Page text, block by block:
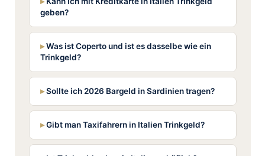
geben?
Was ist Coperto und ist es dasselbe wie ein
Trinkgeld?
Sollte ich 2026 Bargeld in Sardinien tragen?
Gibt man Taxifahrern in Italien Trinkgeld?